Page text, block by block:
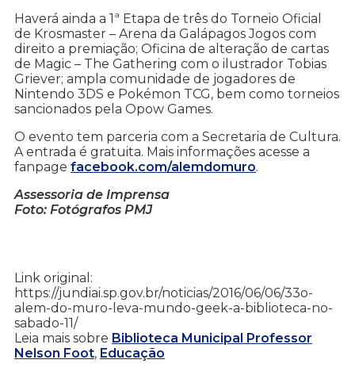
Haverá ainda a 1ª Etapa de três do Torneio Oficial
de Krosmaster – Arena da Galápagos Jogos com
direito a premiação; Oficina de alteração de cartas
de Magic – The Gathering com o ilustrador Tobias
Griever; ampla comunidade de jogadores de
Nintendo 3DS e Pokémon TCG, bem como torneios
sancionados pela Opow Games.
O evento tem parceria com a Secretaria de Cultura.
A entrada é gratuita. Mais informações acesse a
fanpage facebook.com/alemdomuro.
Assessoria de Imprensa
Foto: Fotógrafos PMJ
Link original:
https://jundiai.sp.gov.br/noticias/2016/06/06/33o-
alem-do-muro-leva-mundo-geek-a-biblioteca-no-
sabado-11/
Leia mais sobre Biblioteca Municipal Professor
Nelson Foot, Educação